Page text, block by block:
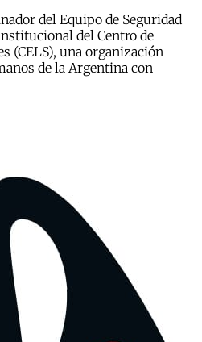
del Equipo de Seguridad
del Centro de
(CELS), una organización
de la Argentina con